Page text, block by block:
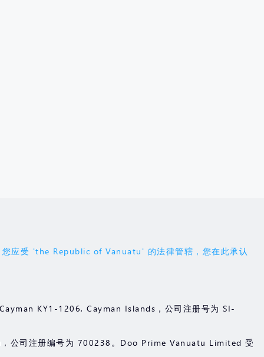
您应受 'the Republic of Vanuatu' 的法律管辖，您在此承认
KY1-1206, Cayman Islands，公司注册号为 SI-
公司注册编号为 700238。Doo Prime Vanuatu Limited 受